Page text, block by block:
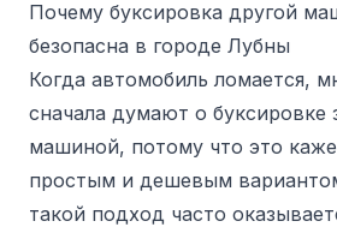
Почему буксировка другой
безопасна в городе Лубны
Когда автомобиль ломается,
сначала думают о буксировке
машиной, потому что это
простым и дешевым
такой подход часто